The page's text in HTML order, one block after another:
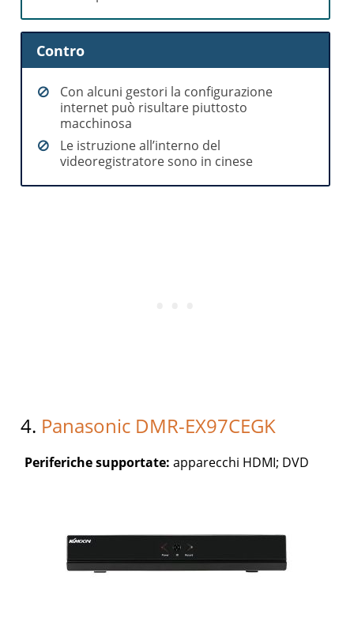
Contro
Con alcuni gestori la configurazione
internet può risultare piuttosto
macchinosa
Le istruzione all’interno del
videoregistratore sono in cinese
4. Panasonic DMR-EX97CEGK
Periferiche supportate:apparecchi HDMI; DVD